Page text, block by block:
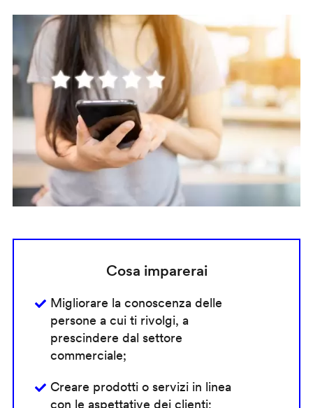
Cosa imparerai
Migliorare la conoscenza delle
persone a cui ti rivolgi, a
prescindere dal settore
commerciale;
Creare prodotti o servizi in linea
con le aspettative dei clienti;